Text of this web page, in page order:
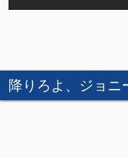
降りろよ、ジョニ